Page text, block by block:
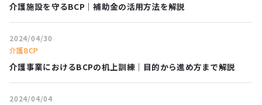
介護施設を守るBCP｜補助金の活用方法を解説
2024/04/30
介護BCP
介護事業におけるBCPの机上訓練｜目的から進め方まで解説
2024/04/04